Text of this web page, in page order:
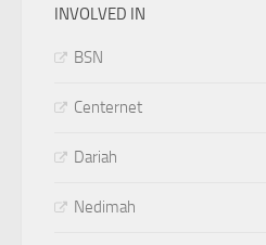
INVOLVED IN
BSN
Centernet
Dariah
Nedimah